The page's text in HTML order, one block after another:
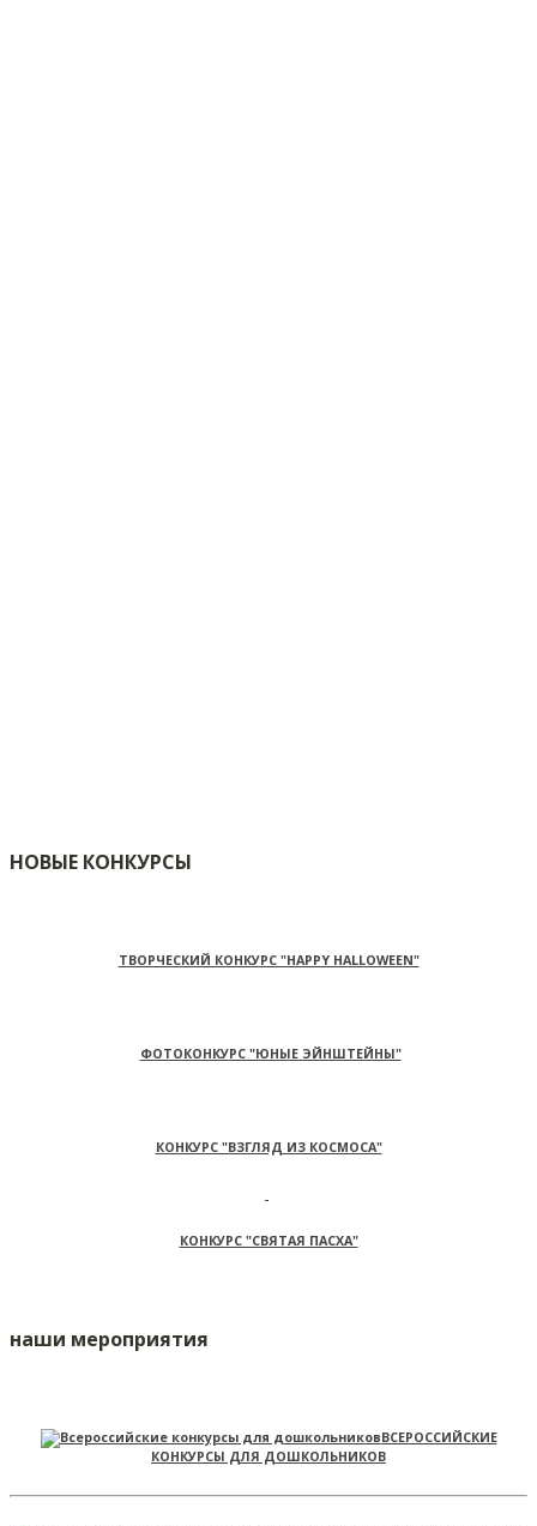
НОВЫЕ КОНКУРСЫ
ТВОРЧЕСКИЙ КОНКУРС "HAPPY HALLOWEEN"
ФОТОКОНКУРС "ЮНЫЕ ЭЙНШТЕЙНЫ"
КОНКУРС "ВЗГЛЯД ИЗ КОСМОСА"
КОНКУРС "СВЯТАЯ ПАСХА"
наши мероприятия
ВСЕРОССИЙСКИЕ
КОНКУРСЫ ДЛЯ ДОШКОЛЬНИКОВ